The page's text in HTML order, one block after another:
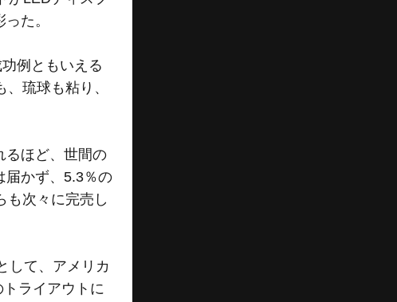
た。
例ともいえる
琉球も粘り、
るほど、世間の
届かず、5.3％の
も次々に完売し
して、アメリカ
ライアウトに